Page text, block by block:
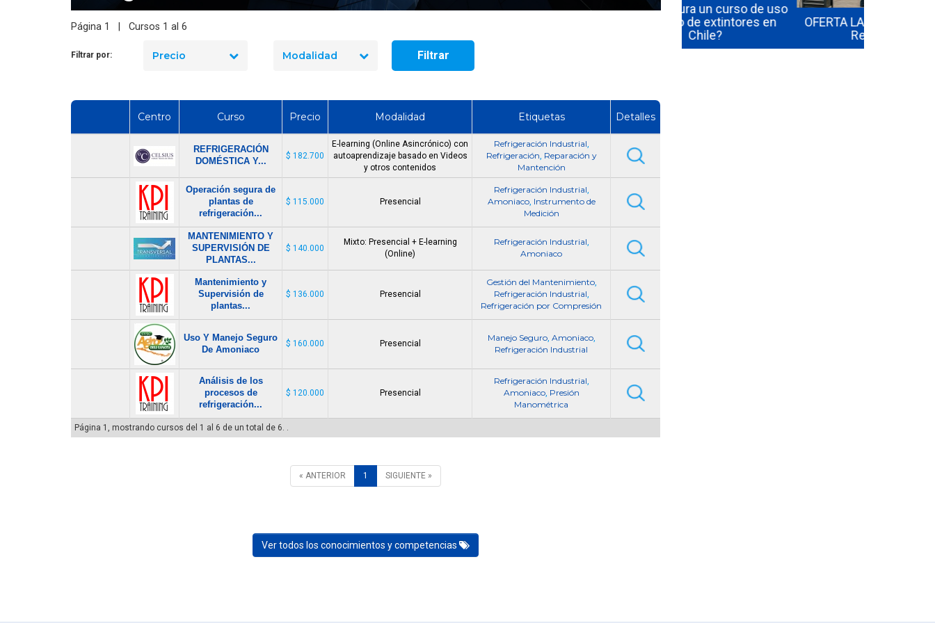
Página 1 | Cursos 1 al 6
Filtrar por: Precio Modalidad Filtrar
Centro Curso Precio Modalidad Etiquetas Detalles
REFRIGERACIÓN
DOMÉSTICA Y...
$ 182.700
E-learning (Online Asincrónico) con
autoaprendizaje basado en Videos
y otros contenidos
Refrigeración Industrial,
Refrigeración, Reparación y
Mantención
Operación segura de
plantas de
refrigeración...
$ 115.000 Presencial
Refrigeración Industrial,
Amoniaco, Instrumento de
Medición
MANTENIMIENTO Y
SUPERVISIÓN DE
PLANTAS...
$ 140.000
Mixto: Presencial + E-learning
(Online)
Refrigeración Industrial,
Amoniaco
Mantenimiento y
Supervisión de
plantas...
$ 136.000 Presencial
Gestión del Mantenimiento,
Refrigeración Industrial,
Refrigeración por Compresión
Uso Y Manejo Seguro
De Amoniaco
$ 160.000 Presencial
Manejo Seguro, Amoniaco,
Refrigeración Industrial
Análisis de los
procesos de
refrigeración...
$ 120.000 Presencial
Refrigeración Industrial,
Amoniaco, Presión
Manométrica
Página 1, mostrando cursos del 1 al 6 de un total de 6. .
« ANTERIOR 1 SIGUIENTE »
Ver todos los conocimientos y competencias
Operario de
seguridad industrial en Chile
en 2026? El precio real de los
manejo de extintores en Chile
¿Cuánto dura un curso de uso
OFERTA LABORAL : Técnico en